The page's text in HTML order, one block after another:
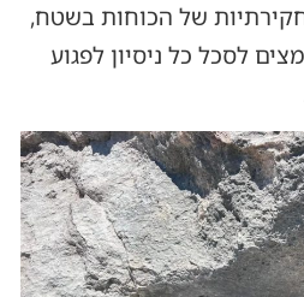
של הכוחות בשטח,
לסכל כל ניסיון לפגוע